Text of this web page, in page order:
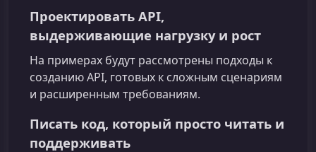
Проектировать API,
выдерживающие нагрузку и рост
На примерах будут рассмотрены подходы к
созданию API, готовых к сложным сценариям
и расширенным требованиям.
Писать код, который просто читать и
поддерживать